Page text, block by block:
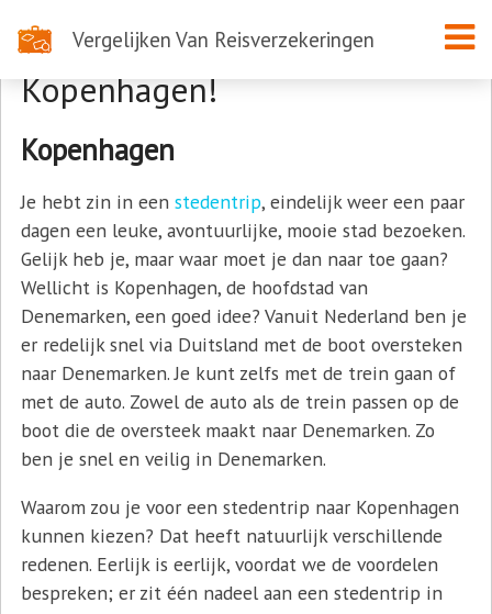
Vergelijken Van Reisverzekeringen
Een stedentrip naar
Kopenhagen!
Kopenhagen
Je hebt zin in een stedentrip, eindelijk weer een paar
dagen een leuke, avontuurlijke, mooie stad bezoeken.
Gelijk heb je, maar waar moet je dan naar toe gaan?
Wellicht is Kopenhagen, de hoofdstad van
Denemarken, een goed idee? Vanuit Nederland ben je
er redelijk snel via Duitsland met de boot oversteken
naar Denemarken. Je kunt zelfs met de trein gaan of
met de auto. Zowel de auto als de trein passen op de
boot die de oversteek maakt naar Denemarken. Zo
ben je snel en veilig in Denemarken.
Waarom zou je voor een stedentrip naar Kopenhagen
kunnen kiezen? Dat heeft natuurlijk verschillende
redenen. Eerlijk is eerlijk, voordat we de voordelen
bespreken; er zit één nadeel aan een stedentrip in